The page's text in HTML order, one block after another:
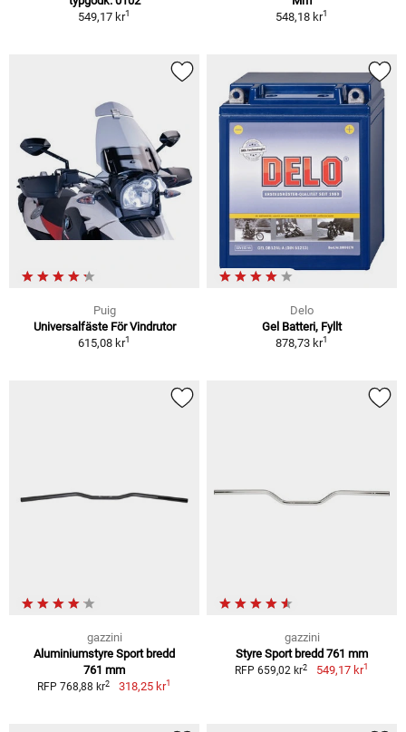
549,17 kr1
548,18 kr1
Puig
Universalfäste För Vindrutor
615,08 kr1
Delo
Gel Batteri, Fyllt
878,73 kr1
gazzini
Aluminiumstyre Sport bredd
761 mm
RFP 768,88 kr2 318,25 kr1
gazzini
Styre Sport bredd 761 mm
RFP 659,02 kr2 549,17 kr1